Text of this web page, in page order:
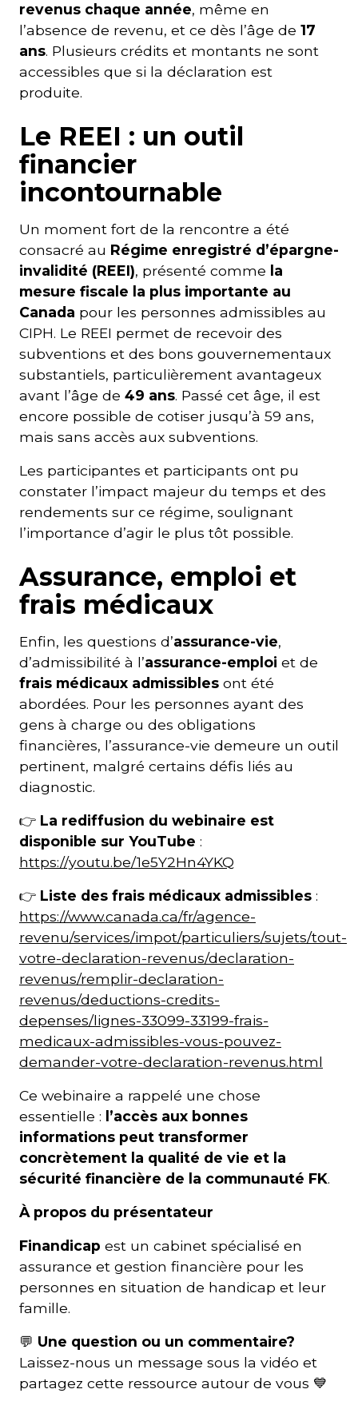
revenus chaque année, même en
l’absence de revenu, et ce dès l’âge de 17
ans. Plusieurs crédits et montants ne sont
accessibles que si la déclaration est
produite.
Le REEI : un outil
financier
incontournable
Un moment fort de la rencontre a été
consacré au Régime enregistré d’épargne-
invalidité (REEI), présenté comme la
mesure fiscale la plus importante au
Canada pour les personnes admissibles au
CIPH. Le REEI permet de recevoir des
subventions et des bons gouvernementaux
substantiels, particulièrement avantageux
avant l’âge de 49 ans. Passé cet âge, il est
encore possible de cotiser jusqu’à 59 ans,
mais sans accès aux subventions.
Les participantes et participants ont pu
constater l’impact majeur du temps et des
rendements sur ce régime, soulignant
l’importance d’agir le plus tôt possible.
Assurance, emploi et
frais médicaux
Enfin, les questions d’assurance-vie,
d’admissibilité à l’assurance-emploi et de
frais médicaux admissibles ont été
abordées. Pour les personnes ayant des
gens à charge ou des obligations
financières, l’assurance-vie demeure un outil
pertinent, malgré certains défis liés au
diagnostic.
👉 La rediffusion du webinaire est
disponible sur YouTube :
https://youtu.be/1e5Y2Hn4YKQ
👉 Liste des frais médicaux admissibles :
https://www.canada.ca/fr/agence-
revenu/services/impot/particuliers/sujets/tout-
votre-declaration-revenus/declaration-
revenus/remplir-declaration-
revenus/deductions-credits-
depenses/lignes-33099-33199-frais-
medicaux-admissibles-vous-pouvez-
demander-votre-declaration-revenus.html
Ce webinaire a rappelé une chose
essentielle : l’accès aux bonnes
informations peut transformer
concrètement la qualité de vie et la
sécurité financière de la communauté FK.
À propos du présentateur
Finandicap est un cabinet spécialisé en
assurance et gestion financière pour les
personnes en situation de handicap et leur
famille.
💬 Une question ou un commentaire?
Laissez-nous un message sous la vidéo et
partagez cette ressource autour de vous 💙